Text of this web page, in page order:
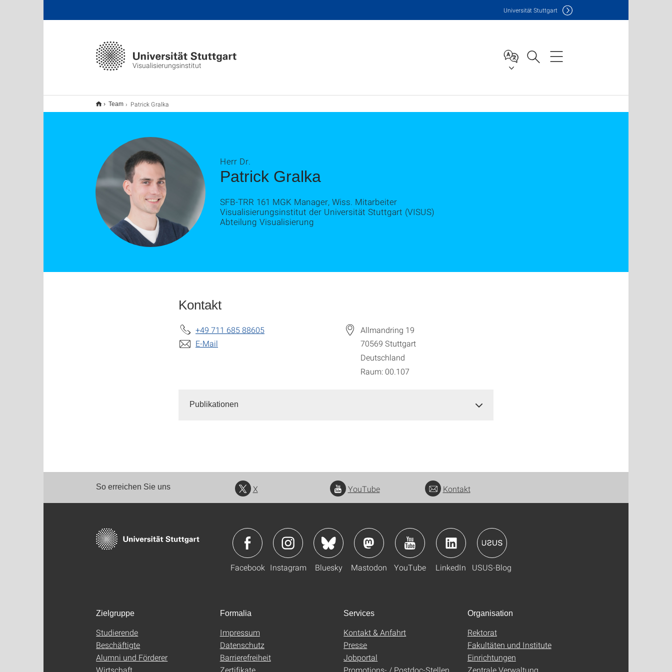
Visualisierungsinstitut
Universität Stuttgart
Team Patrick Gralka
Patrick Gralka
Herr Dr.
SFB-TRR 161 MGK Manager, Wiss. Mitarbeiter
Visualisierungsinstitut der Universität Stuttgart (VISUS)
Abteilung Visualisierung
Kontakt
+49 711 685 88605
E-Mail
Allmandring 19
70569 Stuttgart
Deutschland
Raum: 00.107
Publikationen
So erreichen Sie uns X YouTube Kontakt
Facebook Instagram Bluesky Mastodon YouTube LinkedIn USUS-Blog
Zielgruppe
Studierende
Beschäftigte
Alumni und Förderer
Wirtschaft
Formalia
Impressum
Datenschutz
Barrierefreiheit
Zertifikate
Services
Kontakt & Anfahrt
Presse
Jobportal
Promotions- / Postdoc-Stellen
Organisation
Rektorat
Fakultäten und Institute
Einrichtungen
Zentrale Verwaltung